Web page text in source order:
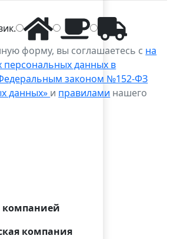
.
форму, вы соглашаетесь с на
персональных данных в
законом №152-ФЗ
данных» и правилами нашего
компанией
компания